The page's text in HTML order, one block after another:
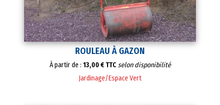
ROULEAU À GAZON
À partir de : 13,00 € TTC selon disponibilité
Jardinage/Espace Vert